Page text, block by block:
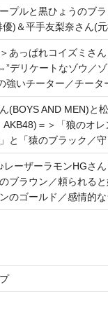
プルと黒ひょうのブ
)＆平手友梨奈さん(
あっぱれコイズミさ
デリケートなゾウ／
強いチーター／チータ
(BOYS AND MEN)と
AKB48)＝＞「狼のオレ
と「猿のブラック／守
レーザーラモンHGさ
ブラウン／頼られると
のゴールド／感情的な